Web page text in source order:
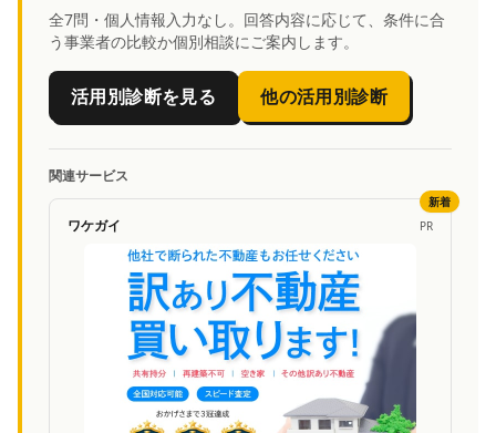
全7問・個人情報入力なし。回答内容に応じて、条件に合
う事業者の比較か個別相談にご案内します。
活用別診断を見る 他の活用別診断
関連サービス
ワケガイ PR
新着